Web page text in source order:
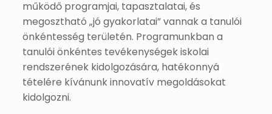
működő programjai, tapasztalatai, és
megosztható „jó gyakorlatai” vannak a tanulói
önkéntesség területén. Programunkban a
tanulói önkéntes tevékenységek iskolai
rendszerének kidolgozására, hatékonnyá
tételére kívánunk innovatív megoldásokat
kidolgozni.